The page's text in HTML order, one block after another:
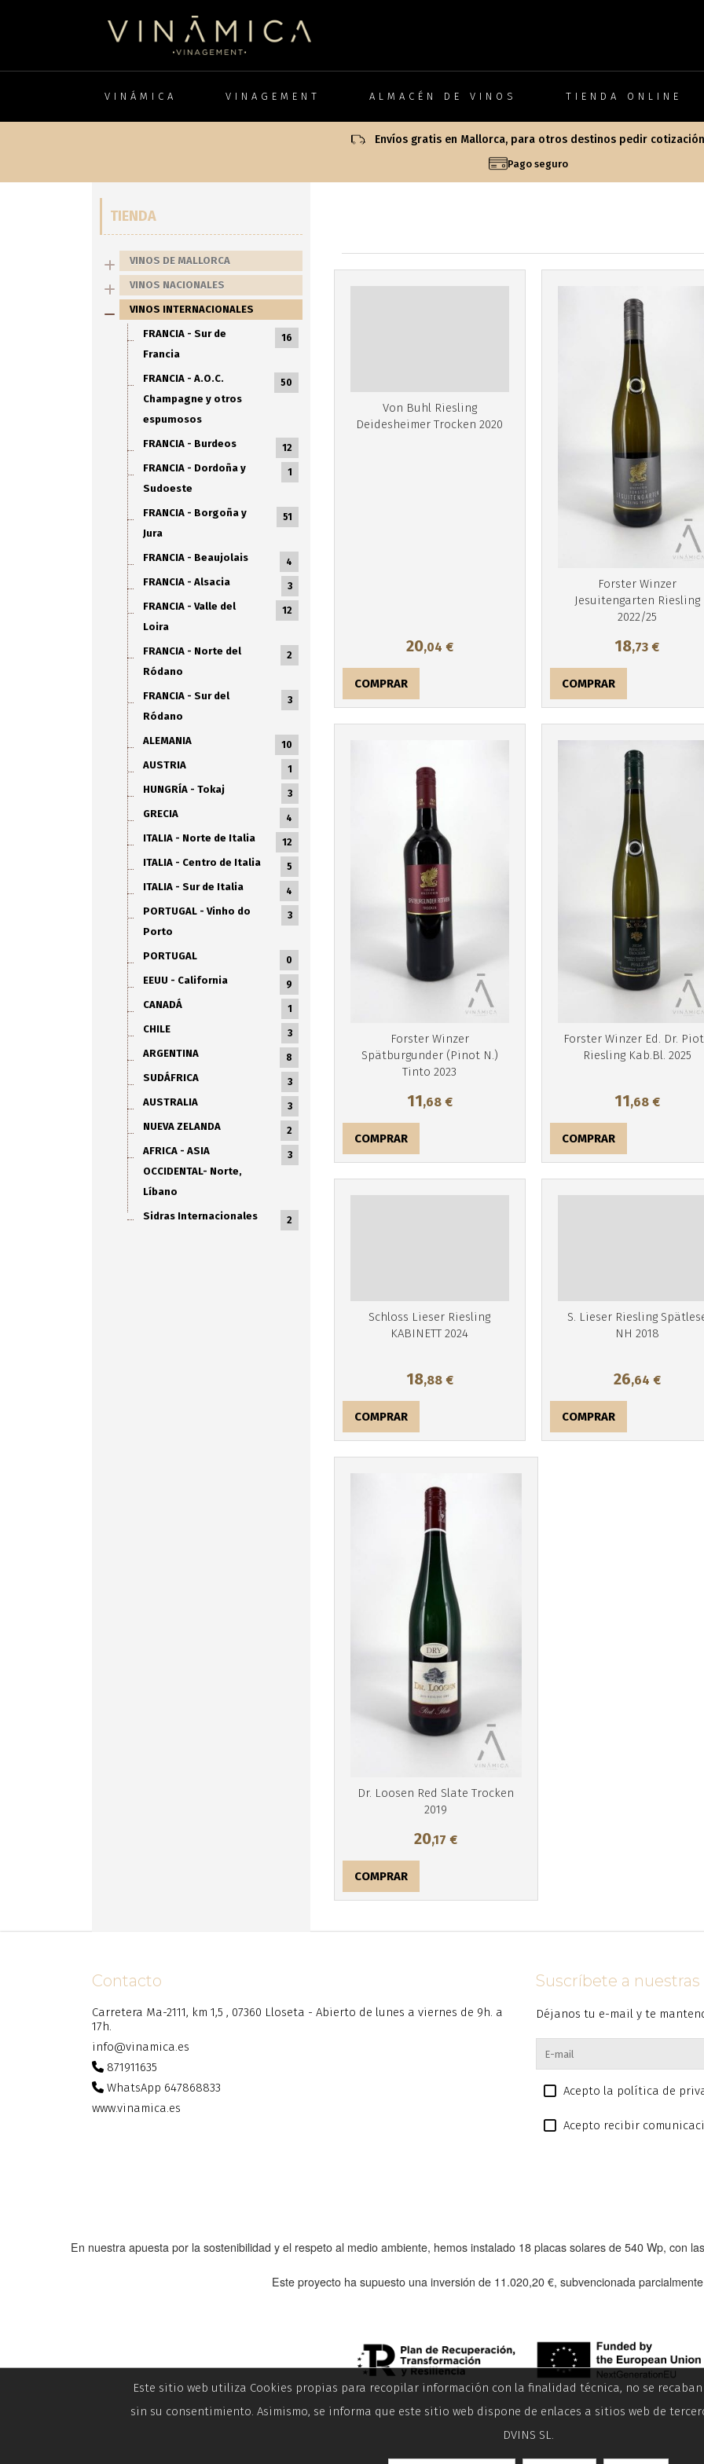
VINÁMICA VINAGEMENT ALMACÉN DE VINOS TIENDA ONLINE
Envíos gratis en Mallorca, para otros destinos pedir cotización
Pago seguro
TIENDA
VINOS DE MALLORCA
VINOS NACIONALES
VINOS INTERNACIONALES
FRANCIA - Sur de
Francia
16
FRANCIA - A.O.C.
Champagne y otros
espumosos
50
FRANCIA - Burdeos 12
FRANCIA - Dordoña y
Sudoeste
1
FRANCIA - Borgoña y
Jura
51
FRANCIA - Beaujolais 4
FRANCIA - Alsacia 3
FRANCIA - Valle del
Loira
12
FRANCIA - Norte del
Ródano
2
FRANCIA - Sur del
Ródano
3
ALEMANIA 10
AUSTRIA 1
HUNGRÍA - Tokaj 3
GRECIA 4
ITALIA - Norte de Italia 12
ITALIA - Centro de Italia 5
ITALIA - Sur de Italia 4
PORTUGAL - Vinho do
Porto
3
PORTUGAL 0
EEUU - California 9
CANADÁ 1
CHILE 3
ARGENTINA 8
SUDÁFRICA 3
AUSTRALIA 3
NUEVA ZELANDA 2
AFRICA - ASIA
OCCIDENTAL- Norte,
Líbano
3
Sidras Internacionales 2
Von Buhl Riesling
Deidesheimer Trocken 2020
20,04 €
COMPRAR
Forster Winzer
Jesuitengarten Riesling
2022/25
18,73 €
COMPRAR
Más info
Forster Winzer
Spätburgunder (Pinot N.)
Tinto 2023
11,68 €
COMPRAR
Más info
Forster Winzer Ed. Dr.
Riesling Kab.Bl. 2025
11,68 €
COMPRAR
Schloss Lieser Riesling
KABINETT 2024
18,88 €
COMPRAR
Más info
S. Lieser Riesling
NH 2018
26,64 €
COMPRAR
Más info
Dr. Loosen Red Slate Trocken
2019
20,17 €
COMPRAR
Contacto
Carretera Ma-2111, km 1,5 , 07360 Lloseta - Abierto de lunes a viernes de 9h. a
17h.
info@vinamica.es
871911635
WhatsApp 647868833
www.vinamica.es
Suscríbete a
Déjanos tu e-mail y te
Acepto la política de
Acepto recibir
En nuestra apuesta por la sostenibilidad y el respeto al medio ambiente, hemos instalado 18 placas solares de 540 Wp, con
Este proyecto ha supuesto una inversión de 11.020,20 €, subvencionada
Este sitio web utiliza Cookies propias para recopilar información con la finalidad técnica, no se
sin su consentimiento. Asimismo, se informa que este sitio web dispone de enlaces a sitios web de
DVINS SL.